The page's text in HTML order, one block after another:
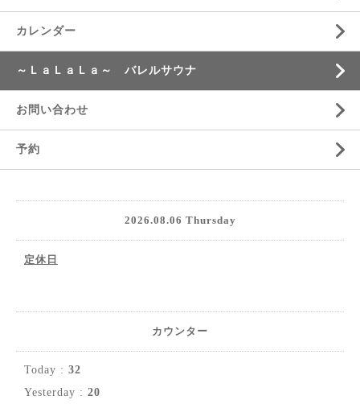
カレンダー
～ＬａＬａＬａ～ バレルサウナ
お問い合わせ
予約
2026.08.06 Thursday
定休日
カウンター
Today : 32
Yesterday : 20